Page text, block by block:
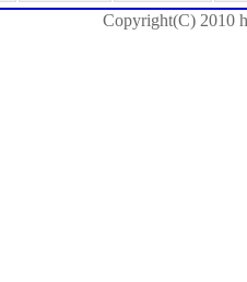
Copyright(C) 2010